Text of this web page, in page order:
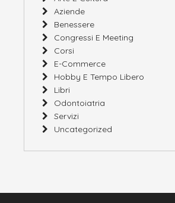
Aziende
Benessere
Congressi E Meeting
Corsi
E-Commerce
Hobby E Tempo Libero
Libri
Odontoiatria
Servizi
Uncategorized